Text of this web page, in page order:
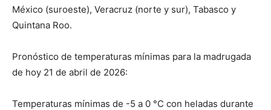
México (suroeste), Veracruz (norte y sur), Tabasco y
Quintana Roo.
Pronóstico de temperaturas mínimas para la madrugada
de hoy 21 de abril de 2026:
Temperaturas mínimas de -5 a 0 °C con heladas durante